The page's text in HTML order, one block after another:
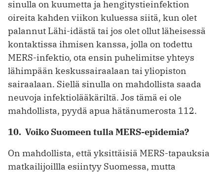
sinulla on kuumetta ja hengitystieinfektion
oireita kahden viikon kuluessa siitä, kun olet
palannut Lähi-idästä tai jos olet ollut läheisessä
kontaktissa ihmisen kanssa, jolla on todettu
MERS-infektio, ota ensin puhelimitse yhteys
lähimpään keskussairaalaan tai yliopiston
sairaalaan. Siellä sinulla on mahdollista saada
neuvoja infektiolääkäriltä. Jos tämä ei ole
mahdollista, pyydä apua hätänumerosta 112.
10. Voiko Suomeen tulla MERS-epidemia?
On mahdollista, että yksittäisiä MERS-tapauksia
matkailijoillla esiintyy Suomessa, mutta